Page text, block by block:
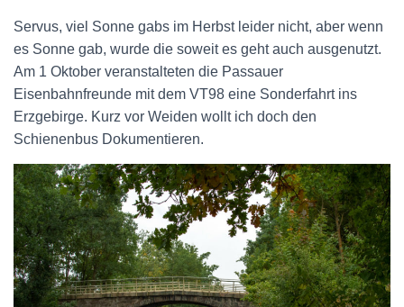
Servus, viel Sonne gabs im Herbst leider nicht, aber wenn
es Sonne gab, wurde die soweit es geht auch ausgenutzt.
Am 1 Oktober veranstalteten die Passauer
Eisenbahnfreunde mit dem VT98 eine Sonderfahrt ins
Erzgebirge. Kurz vor Weiden wollt ich doch den
Schienenbus Dokumentieren.